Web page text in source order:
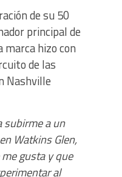
de su 50
principal de
hizo con
de las
Nashville
subirme a un
Watkins Glen,
gusta y que
al